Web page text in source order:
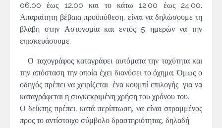
06.00 έως 12.00 και το κάτω 12.00 έως 24.00.
Απαραίτητη βέβαια προϋπόθεση, είναι να δηλώσουμε τη
βλάβη στην Αστυνομία και εντός 5 ημερών να την
επισκευάσουμε.
Ο ταχογράφος καταγράφει αυτόματα την ταχύτητα και
την απόσταση την οποία έχει διανύσει το όχημα. Όμως ο
οδηγός πρέπει να χειρίζεται έ­να κουμπί επιλογής για να
καταγράφεται η συγκεκριμένη χρήση του χρόνου του.
Ο δείκτης πρέπει, κατά περίπτωση, να είναι στραμμένος
προς το αντίστοιχο σύμβολο δραστηριότητας, δηλαδή: